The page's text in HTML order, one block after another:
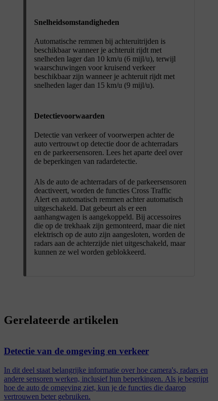
Snelheidsomstandigheden
Automatische remmen bij achteruitrijden is
beschikbaar wanneer je achteruit rijdt met
snelheden lager dan 10 km/u (6 mijl/u), terwijl
waarschuwingen voor kruisend verkeer
beschikbaar zijn wanneer je achteruit rijdt met
snelheden lager dan 15 km/u (9 mijl/u).
Detectievoorwaarden
Detectie van verkeer of voorwerpen achter de
auto vertrouwt op detectie door de achterradars
en de parkeersensoren. Lees het aparte deel over
de beperkingen van radardetectie.
Als de auto de achterradars of de parkeersensoren
deactiveert, worden de functies Cross Traffic
Alert en automatisch remmen achter automatisch
uitgeschakeld. Dat gebeurt als er een
aanhangwagen is aangekoppeld. Bij accessoires
die op de trekhaak zijn gemonteerd, maar die niet
elektrisch op de auto zijn aangesloten, worden de
radars aan de achterzijde niet uitgeschakeld, maar
kunnen ze wel worden geblokkeerd.
Gerelateerde artikelen
Detectie van de omgeving en verkeer
In dit deel staat belangrijke informatie over hoe camera's, radars en
andere sensoren werken, inclusief hun beperkingen. Als je begrijpt
hoe de auto de omgeving ziet, kun je de functies die daarop
vertrouwen beter gebruiken.